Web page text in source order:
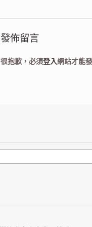
發佈留言
很抱歉，必須登入網站才能